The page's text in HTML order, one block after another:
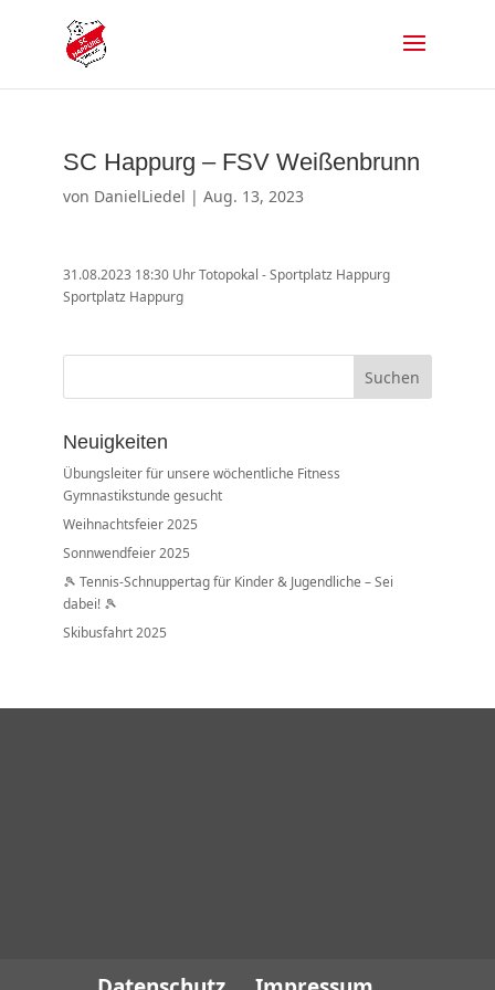
SC Happurg – FSV Weißenbrunn
von DanielLiedel | Aug. 13, 2023
31.08.2023 18:30 Uhr Totopokal - Sportplatz Happurg
Sportplatz Happurg
Suchen
Neuigkeiten
Übungsleiter für unsere wöchentliche Fitness
Gymnastikstunde gesucht
Weihnachtsfeier 2025
Sonnwendfeier 2025
🎾 Tennis-Schnuppertag für Kinder & Jugendliche – Sei
dabei! 🎾
Skibusfahrt 2025